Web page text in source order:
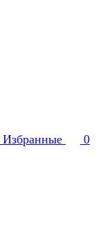
Избранные
0